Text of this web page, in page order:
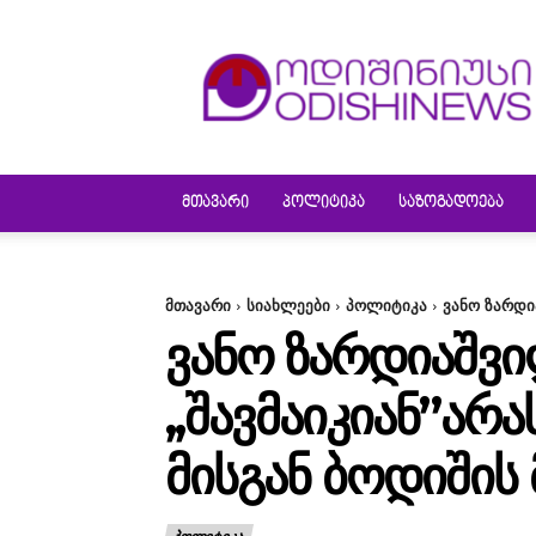
ᲛᲗᲐᲕᲐᲠᲘ ᲞᲝᲚᲘᲢᲘᲙᲐ ᲡᲐᲖᲝᲒᲐᲓᲝᲔᲑᲐ
მთავარი სიახლეები პოლიტიკა ვანო
ᲕᲐᲜᲝ
ᲛᲘᲡᲒᲐᲜ